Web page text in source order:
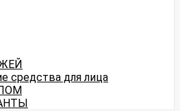
средства для лица